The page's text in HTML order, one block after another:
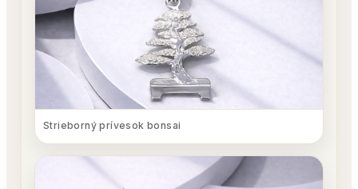
Strieborný prívesok bonsai